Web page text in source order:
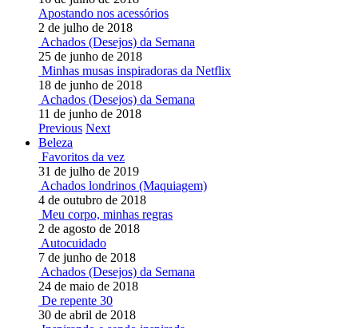
Apostando nos acessórios
2 de julho de 2018
Achados (Desejos) da Semana
25 de junho de 2018
Minhas musas inspiradoras da Netflix
18 de junho de 2018
Achados (Desejos) da Semana
11 de junho de 2018
Previous Next
Beleza
Favoritos da vez
31 de julho de 2019
Achados londrinos (Maquiagem)
4 de outubro de 2018
Meu corpo, minhas regras
2 de agosto de 2018
Autocuidado
7 de junho de 2018
Achados (Desejos) da Semana
24 de maio de 2018
De repente 30
30 de abril de 2018